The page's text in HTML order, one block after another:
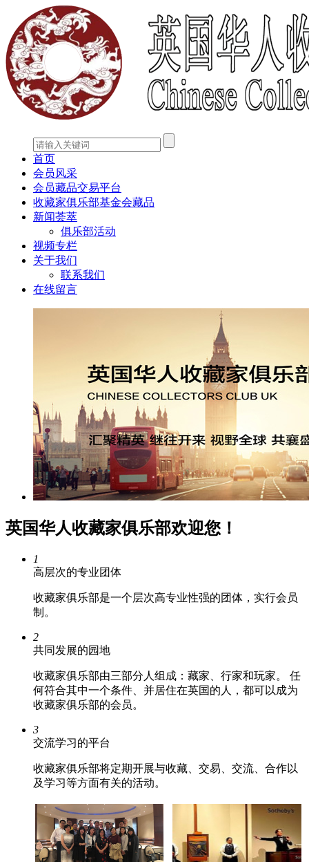
首页
会员风采
会员藏品交易平台
收藏家俱乐部基金会藏品
新闻荟萃
俱乐部活动
视频专栏
关于我们
联系我们
在线留言
英国华人收藏家俱乐部欢迎您！
1
高层次的专业团体
收藏家俱乐部是一个层次高专业性强的团体，实行会员
制。
2
共同发展的园地
收藏家俱乐部由三部分人组成：藏家、行家和玩家。 任
何符合其中一个条件、并居住在英国的人，都可以成为
收藏家俱乐部的会员。
3
交流学习的平台
收藏家俱乐部将定期开展与收藏、交易、交流、合作以
及学习等方面有关的活动。